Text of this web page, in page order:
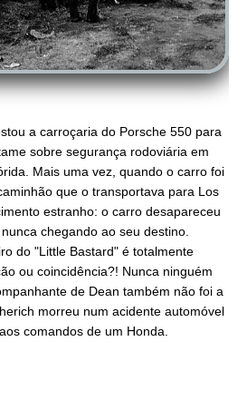
a carroçaria do Porsche 550 para
sobre segurança rodoviária em
Mais uma vez, quando o carro foi
que o transportava para Los
estranho: o carro desapareceu
chegando ao seu destino.
do "Little Bastard" é totalmente
ou coincidência?! Nunca ninguém
de Dean também não foi a
morreu num acidente automóvel
comandos de um Honda.